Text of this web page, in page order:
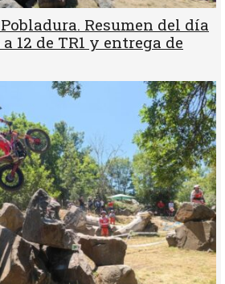
Resumen del día
12 de TR1 y entrega de